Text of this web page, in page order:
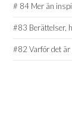
# 84 Mer än
#83 Berättelser,
#82 Varför det